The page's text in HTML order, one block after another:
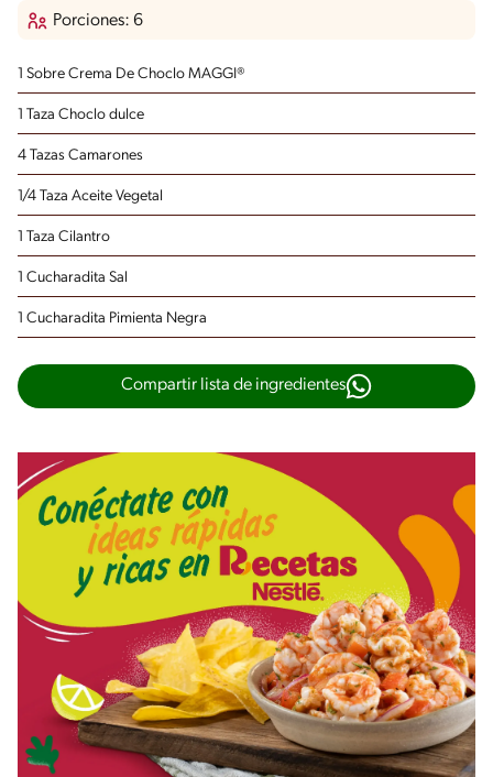
Porciones: 6
1 Sobre Crema De Choclo MAGGI®
1 Taza Choclo dulce
4 Tazas Camarones
1/4 Taza Aceite Vegetal
1 Taza Cilantro
1 Cucharadita Sal
1 Cucharadita Pimienta Negra
Compartir lista de ingredientes